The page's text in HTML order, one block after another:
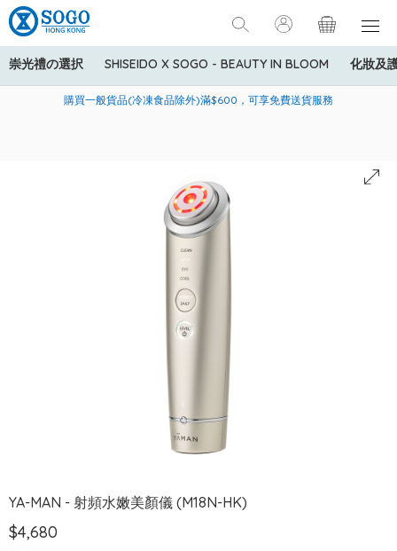
崇光禮の選択 SHISEIDO X SOGO - BEAUTY IN BLOOM 化妝及
美國運通Explorer®信用卡會員購物禮遇：高達5%簽賬回贈！
購買一般貨品(冷凍食品除外)滿$600，可享免費送貨服務
寄送中國內地服務只適用於指定商品，若訂單金額少於HK$600(折
YA-MAN - 射頻水嫩美顏儀 (M18N-HK)
$4,680